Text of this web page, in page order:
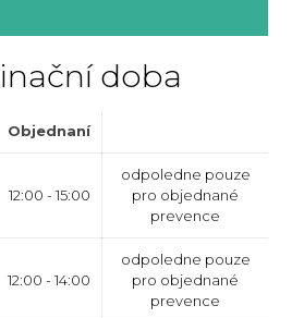
doba
Objednaní
12:00 - 15:00
odpoledne pouze
pro objednané
prevence
12:00 - 14:00
odpoledne pouze
pro objednané
prevence